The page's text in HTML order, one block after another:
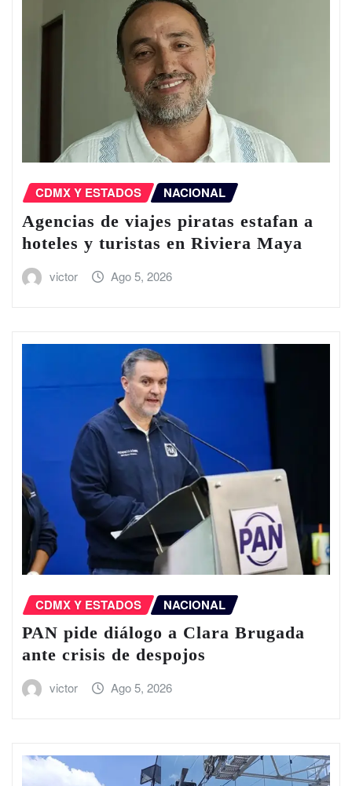
CDMX Y ESTADOS NACIONAL
Agencias de viajes piratas estafan a
hoteles y turistas en Riviera Maya
victor Ago 5, 2026
CDMX Y ESTADOS NACIONAL
PAN pide diálogo a Clara Brugada
ante crisis de despojos
victor Ago 5, 2026